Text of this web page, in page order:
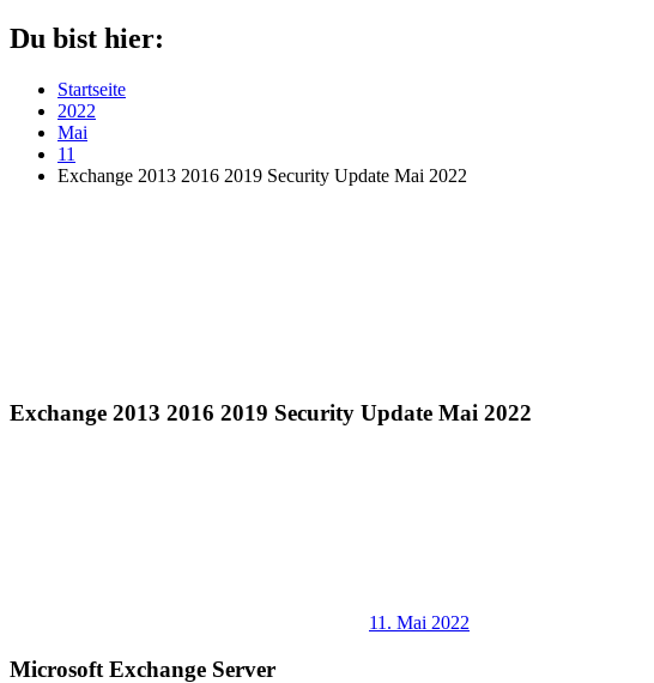
Du bist hier:
Startseite
2022
Mai
11
Exchange 2013 2016 2019 Security Update Mai 2022
Exchange 2013 2016 2019 Security Update Mai 2022
11. Mai 2022
Microsoft Exchange Server